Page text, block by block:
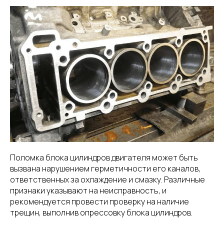
Поломка блока цилиндров двигателя может быть
вызвана нарушением герметичности его каналов,
ответственных за охлаждение и смазку. Различные
признаки указывают на неисправность, и
рекомендуется провести проверку на наличие
трещин, выполнив опрессовку блока цилиндров.